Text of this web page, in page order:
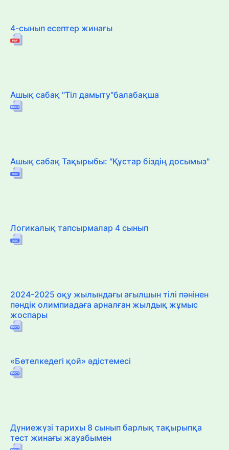
4-сынып есептер жинағы
Ашық сабақ "Тіл дамыту"балабақша
Ашық сабақ Тақырыбы: "Құстар біздің досымыз"
Логикалық тапсырмалар 4 сынып
2024-2025 оқу жылындағы ағылшын тілі пәнінен
пәндік олимпиадаға арналған жылдық жұмыс
жоспары
«Бөтелкедегі қой» әдістемесі
Дүниежүзі тарихы 8 сынып барлық тақырыпқа
тест жинағы жауабымен